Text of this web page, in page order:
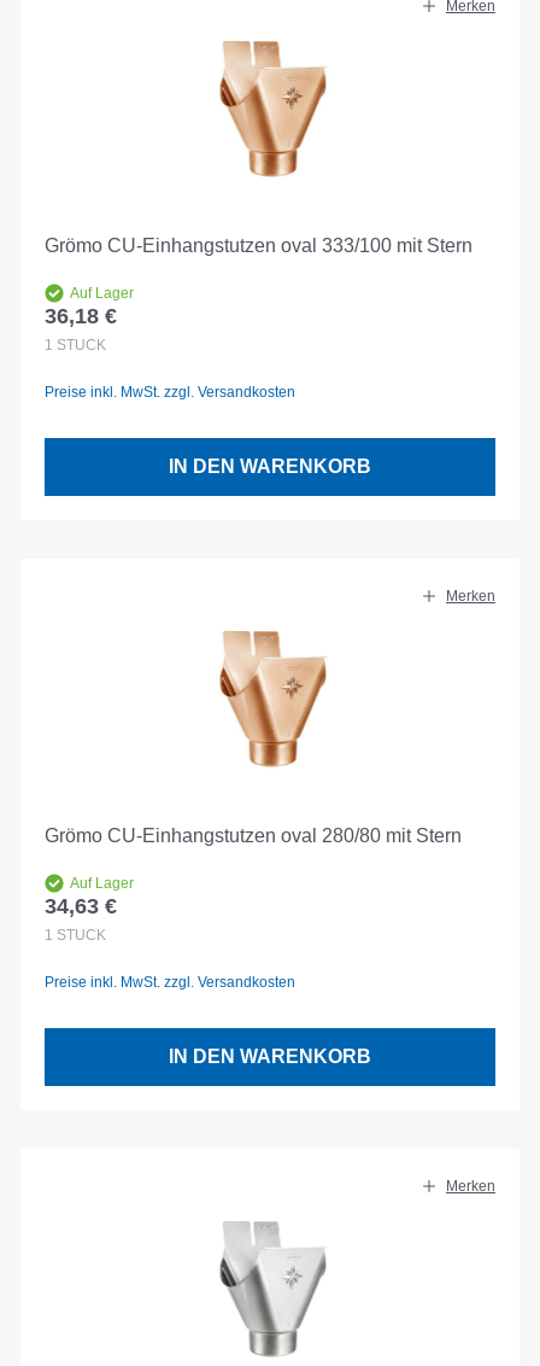
Merken
Grömo CU-Einhangstutzen oval 333/100 mit Stern
Auf Lager
Regulärer Preis:
36,18 €
1 STÜCK
Preise inkl. MwSt. zzgl. Versandkosten
IN DEN WARENKORB
Merken
Grömo CU-Einhangstutzen oval 280/80 mit Stern
Auf Lager
Regulärer Preis:
34,63 €
1 STÜCK
Preise inkl. MwSt. zzgl. Versandkosten
IN DEN WARENKORB
Merken